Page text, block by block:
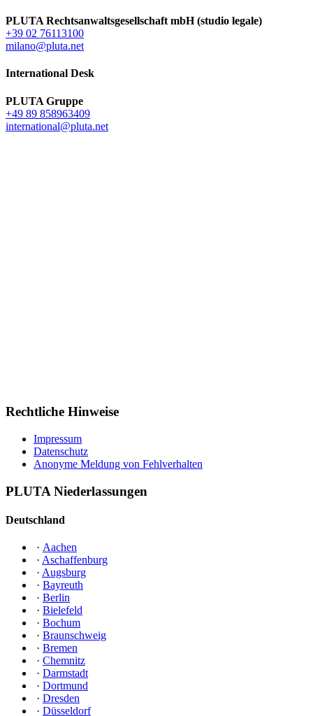
PLUTA Rechtsanwaltsgesellschaft mbH (studio legale)
+39 02 76113100
milano@pluta.net
International Desk
PLUTA Gruppe
+49 89 858963409
international@pluta.net
Rechtliche Hinweise
Impressum
Datenschutz
Anonyme Meldung von Fehlverhalten
PLUTA Niederlassungen
Deutschland
· Aachen
· Aschaffenburg
· Augsburg
· Bayreuth
· Berlin
· Bielefeld
· Bochum
· Braunschweig
· Bremen
· Chemnitz
· Darmstadt
· Dortmund
· Dresden
· Düsseldorf